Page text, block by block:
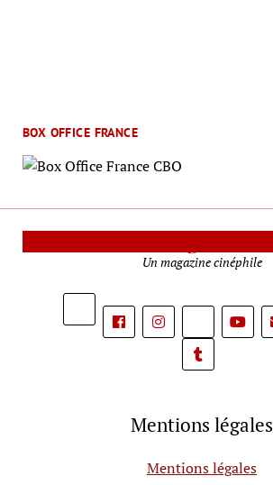
BOX OFFICE FRANCE
Un magazine cinéphile
Mentions légales
Mentions légales